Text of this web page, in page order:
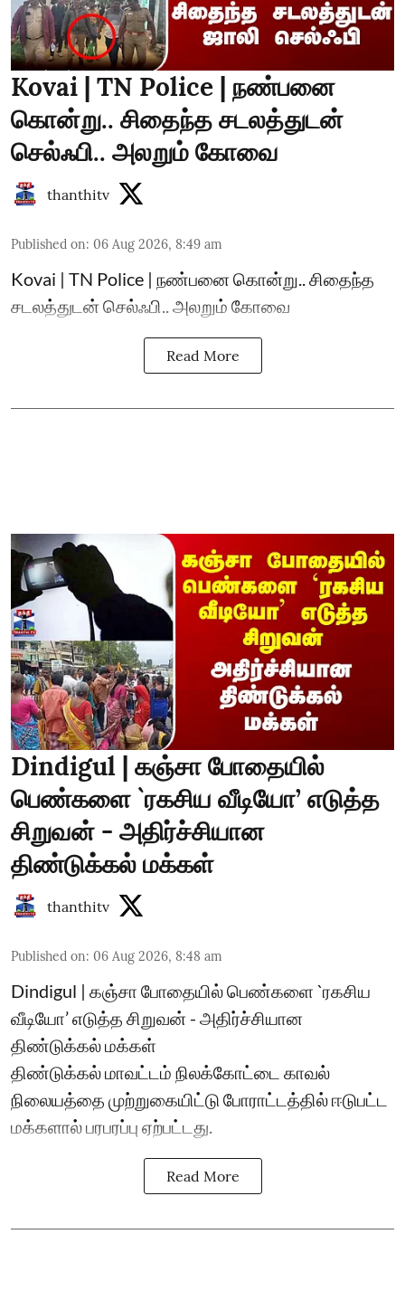
Kovai | TN Police | நண்பனை
கொன்று.. சிதைந்த சடலத்துடன்
செல்ஃபி.. அலறும் கோவை
thanthitv
Published on: 06 Aug 2026, 8:49 am
Kovai | TN Police | நண்பனை கொன்று.. சிதைந்த
சடலத்துடன் செல்ஃபி.. அலறும் கோவை
Read More
Dindigul | கஞ்சா போதையில்
பெண்களை `ரகசிய வீடியோ’ எடுத்த
சிறுவன் - அதிர்ச்சியான
திண்டுக்கல் மக்கள்
thanthitv
Published on: 06 Aug 2026, 8:48 am
Dindigul | கஞ்சா போதையில் பெண்களை `ரகசிய
வீடியோ’ எடுத்த சிறுவன் - அதிர்ச்சியான
திண்டுக்கல் மக்கள்
திண்டுக்கல் மாவட்டம் நிலக்கோட்டை காவல்
நிலையத்தை முற்றுகையிட்டு போராட்டத்தில் ஈடுபட்ட
மக்களால் பரபரப்பு ஏற்பட்டது.
Read More